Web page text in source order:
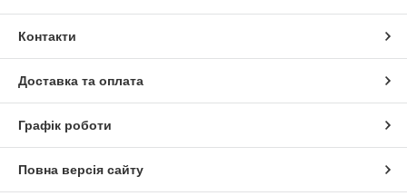
Контакти
Доставка та оплата
Графік роботи
Повна версія сайту